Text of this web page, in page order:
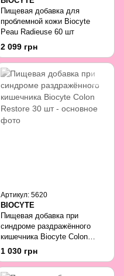
Пищевая добавка для
проблемной кожи Biocyte
Peau Radieuse 60 шт
2 099 грн
Артикул: 5620
BIOCYTE
Пищевая добавка при
синдроме раздражённого
кишечника Biocyte Colon
Restore 30 шт
1 030 грн